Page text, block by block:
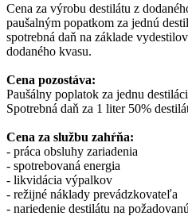
Cena za výrobu destilátu z
paušalným popatkom za jednú
spotrebná daň na základe
dodaného kvasu.
Cena pozostáva:
Paušálny poplatok za jednu
Spotrebná daň za 1 liter 50%
Cena za službu zahŕňa:
- práca obsluhy zariadenia
- spotrebovaná energia
- likvidácia výpalkov
- režijné náklady prevádzkovateľa
- nariedenie destilátu na